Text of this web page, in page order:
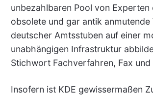
unbezahlbaren Pool von Experten
obsolete und gar antik
deutscher Amtsstuben auf einer
unabhängigen Infrastruktur
Stichwort Fachverfahren, Fax und
Insofern ist KDE gewissermaßen